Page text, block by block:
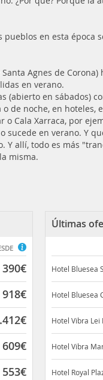
en esta época
Agnes de Corona)
en verano.
(abierto en sábados)
de noche, en
o Cala Xarraca, por
sucede en verano. Y
Y allí, todo es más
misma.
390€
918€
€
609€
553€
Últimas
Hotel Bluesea
Hotel Bluesea
Hotel Vibra
Hotel Vibra
Hotel Royal